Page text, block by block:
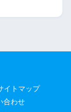
イトマップ
合わせ